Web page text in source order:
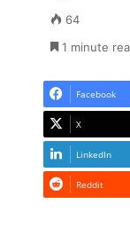
64
1 minute
Facebook
X
LinkedIn
Reddit